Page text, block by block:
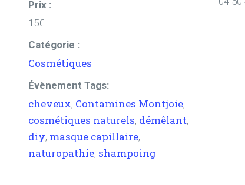
Prix :
15€
Catégorie :
Cosmétiques
Évènement Tags:
cheveux, Contamines Montjoie,
cosmétiques naturels, démêlant,
diy, masque capillaire,
naturopathie, shampoing